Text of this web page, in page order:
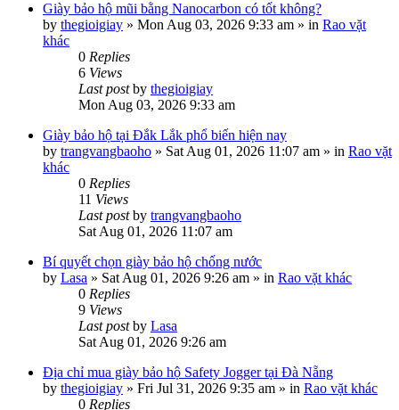
Giày bảo hộ mũi bằng Nanocarbon có tốt không?
by thegioigiay » Mon Aug 03, 2026 9:33 am » in Rao vặt
khác
0 Replies
6 Views
Last postby thegioigiay
Mon Aug 03, 2026 9:33 am
Giày bảo hộ tại Đắk Lắk phổ biến hiện nay
by trangvangbaoho » Sat Aug 01, 2026 11:07 am » in Rao vặt
khác
0 Replies
11 Views
Last postby trangvangbaoho
Sat Aug 01, 2026 11:07 am
Bí quyết chọn giày bảo hộ chống nước
by Lasa » Sat Aug 01, 2026 9:26 am » in Rao vặt khác
0 Replies
9 Views
Last postby Lasa
Sat Aug 01, 2026 9:26 am
Địa chỉ mua giày bảo hộ Safety Jogger tại Đà Nẵng
by thegioigiay » Fri Jul 31, 2026 9:35 am » in Rao vặt khác
0 Replies